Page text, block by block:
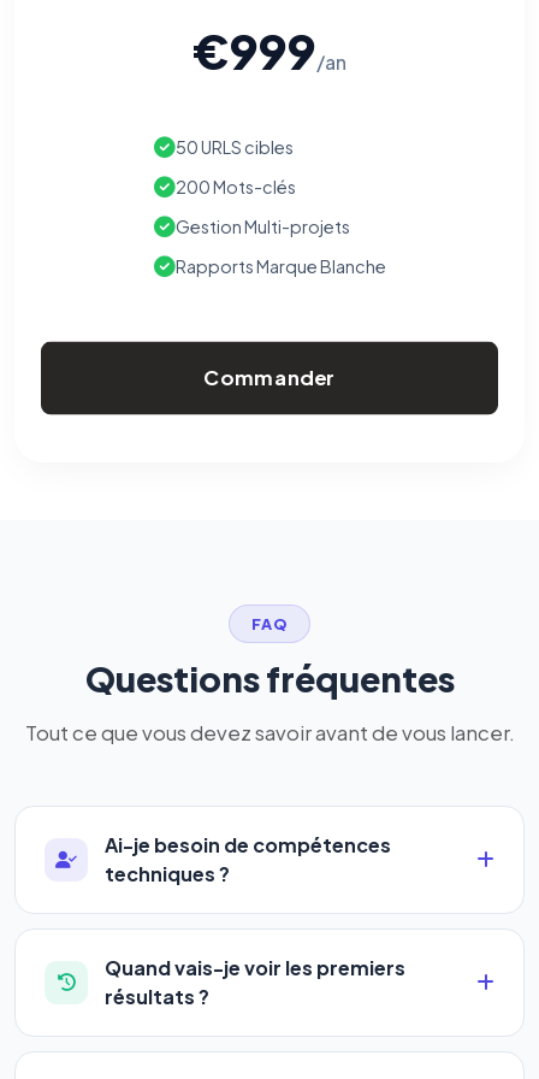
€999/an
50 URLS cibles
200 Mots-clés
Gestion Multi-projets
Rapports Marque Blanche
Commander
FAQ
Questions fréquentes
Tout ce que vous devez savoir avant de vous lancer.
Ai-je besoin de compétences
techniques ?
Absolument pas. Notre logiciel a été conçu pour
être accessible àtous les profils: artisans,
commerçants, auto-entrepreneurs, PME ou
complexe — vous renseignez l'adresse de votre
Quand vais-je voir les premiers
résultats ?
La plupart de nos utilisateurs observent une